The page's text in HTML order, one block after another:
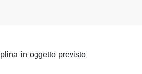
in oggetto previsto